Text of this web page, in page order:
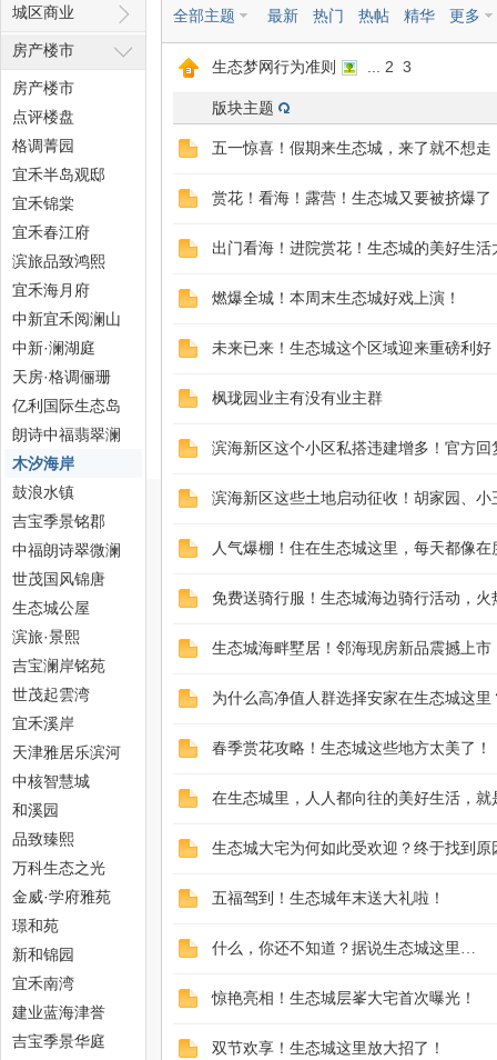
态
网
城区商业
房产楼市
房产楼市
点评楼盘
格调菁园
宜禾半岛观邸
宜禾锦棠
宜禾春江府
滨旅品致鸿熙
宜禾海月府
中新宜禾阅澜山
中新·澜湖庭
天房·格调俪珊
亿利国际生态岛
朗诗中福翡翠澜
湾
木汐海岸
鼓浪水镇
吉宝季景铭郡
中福朗诗翠微澜
阁
世茂国风锦唐
生态城公屋
滨旅·景熙
吉宝澜岸铭苑
世茂起雲湾
宜禾溪岸
天津雅居乐滨河
雅郡
中核智慧城
和溪园
品致臻熙
万科生态之光
金威·学府雅苑
璟和苑
新和锦园
宜禾南湾
建业蓝海津誉
吉宝季景华庭
全部主题 最新 热门 热帖 精华 更多
生态梦网行为准则 2 3
版块主题
五一惊喜！假期来生态城，来了就不想走
赏花！看海！露营！生态城又要被挤爆了
出门看海！进院赏花！生态城的美好生活
燃爆全城！本周末生态城好戏上演！
未来已来！生态城这个区域迎来重磅利好
枫珑园业主有没有业主群
滨海新区这个小区私搭违建增多！官方回
滨海新区这些土地启动征收！胡家园、
人气爆棚！住在生态城这里，每天都像在
免费送骑行服！生态城海边骑行活动，火
生态城海畔墅居！邻海现房新品震撼上市
为什么高净值人群选择安家在生态城这里
春季赏花攻略！生态城这些地方太美了！
在生态城里，人人都向往的美好生活，就
生态城大宅为何如此受欢迎？终于找到原
五福驾到！生态城年末送大礼啦！
什么，你还不知道？据说生态城这里…
惊艳亮相！生态城层峯大宅首次曝光！
双节欢享！生态城这里放大招了！